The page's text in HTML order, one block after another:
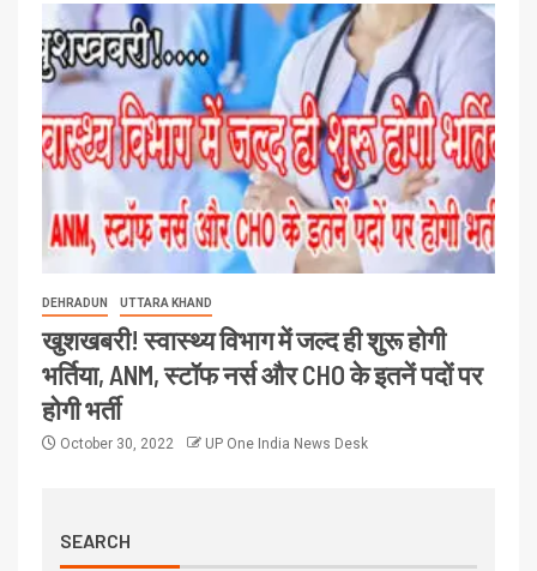
DEHRADUN UTTARA KHAND
खुशखबरी! स्वास्थ्य विभाग में जल्द ही शुरू होगी
भर्तिया, ANM, स्टॉफ नर्स और CHO के इतनें पदों पर
होगी भर्ती
October 30, 2022 UP One India News Desk
SEARCH